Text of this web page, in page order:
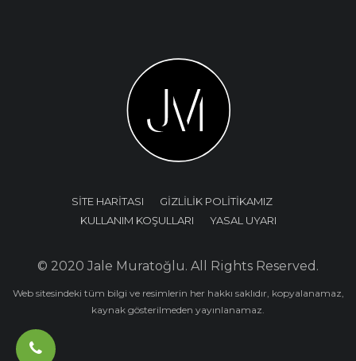
SİTE HARİTASI
GİZLİLİK POLİTİKAMIZ
KULLANIM KOŞULLARI
YASAL UYARI
© 2020 Jale Muratoğlu. All Rights Reserved.
Web sitesindeki tüm bilgi ve resimlerin her hakkı saklıdır, kopyalanamaz,
kaynak gösterilmeden yayınlanamaz.